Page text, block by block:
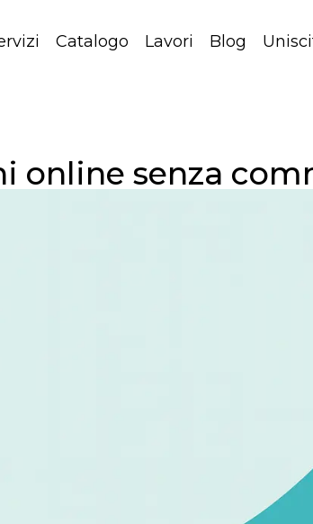
Catalogo Lavori Blog
online senza